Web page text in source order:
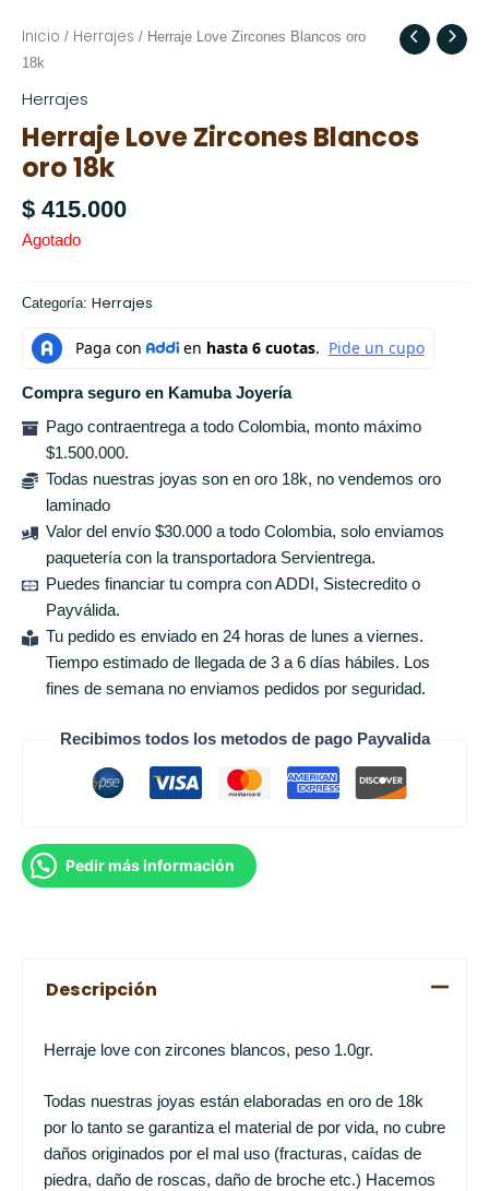
Inicio / Herrajes / Herraje Love Zircones Blancos oro
18k
Herrajes
Herraje Love Zircones Blancos
oro 18k
$ 415.000
Agotado
Categoría: Herrajes
Compra seguro en Kamuba Joyería
Pago contraentrega a todo Colombia, monto máximo
$1.500.000.
Todas nuestras joyas son en oro 18k, no vendemos oro
laminado
Valor del envío $30.000 a todo Colombia, solo enviamos
paquetería con la transportadora Servientrega.
Puedes financiar tu compra con ADDI, Sistecredito o
Payválida.
Tu pedido es enviado en 24 horas de lunes a viernes.
Tiempo estimado de llegada de 3 a 6 días hábiles. Los
fines de semana no enviamos pedidos por seguridad.
Recibimos todos los metodos de pago Payvalida
Pedir más información
Descripción
Herraje love con zircones blancos, peso 1.0gr.
Todas nuestras joyas están elaboradas en oro de 18k
por lo tanto se garantiza el material de por vida, no cubre
daños originados por el mal uso (fracturas, caídas de
piedra, daño de roscas, daño de broche etc.) Hacemos